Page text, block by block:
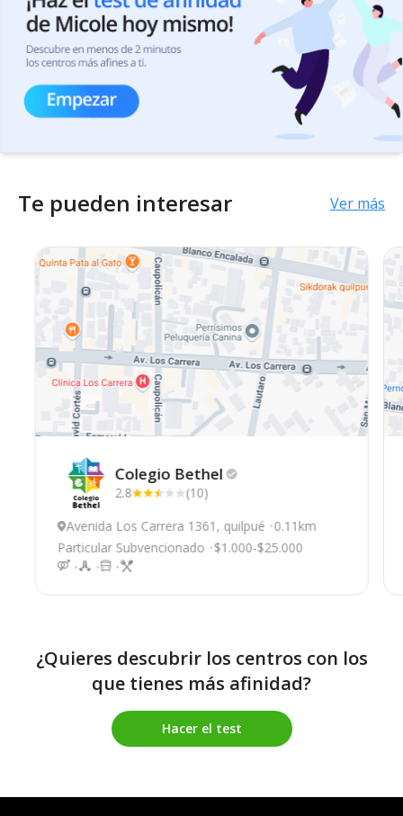
Te pueden interesar Ver más
Colegio Bethel
2.8
(10)
Avenida Los Carrera 1361, quilpué 0.11km
Particular Subvencionado $1.000-$25.000
¿Quieres descubrir los centros con los
que tienes más afinidad?
Hacer el test